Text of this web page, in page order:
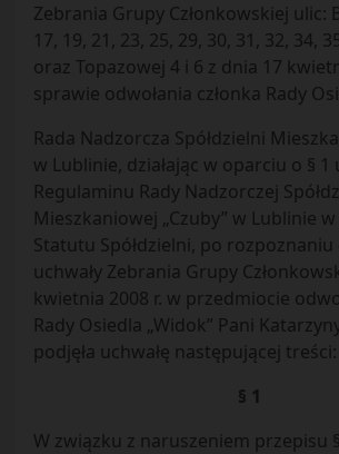
Zebrania Grupy Członkowskiej ulic:
17, 19, 21, 23, 25, 29, 30, 31, 32, 34,
oraz Topazowej 4 i 6 z dnia 17
sprawie odwołania członka Rady
Rada Nadzorcza Spółdzielni
w Lublinie, działając w oparciu o § 1
Regulaminu Rady Nadzorczej
Mieszkaniowej „Czuby” w Lublinie
Statutu Spółdzielni, po rozpoznaniu
uchwały Zebrania Grupy
kwietnia 2008 r. w przedmiocie
Rady Osiedla „Widok” Pani
podjęła uchwałę następującej treści:
§ 1
W związku z naruszeniem przepisu